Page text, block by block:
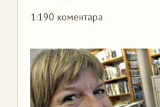
1:190 коментара